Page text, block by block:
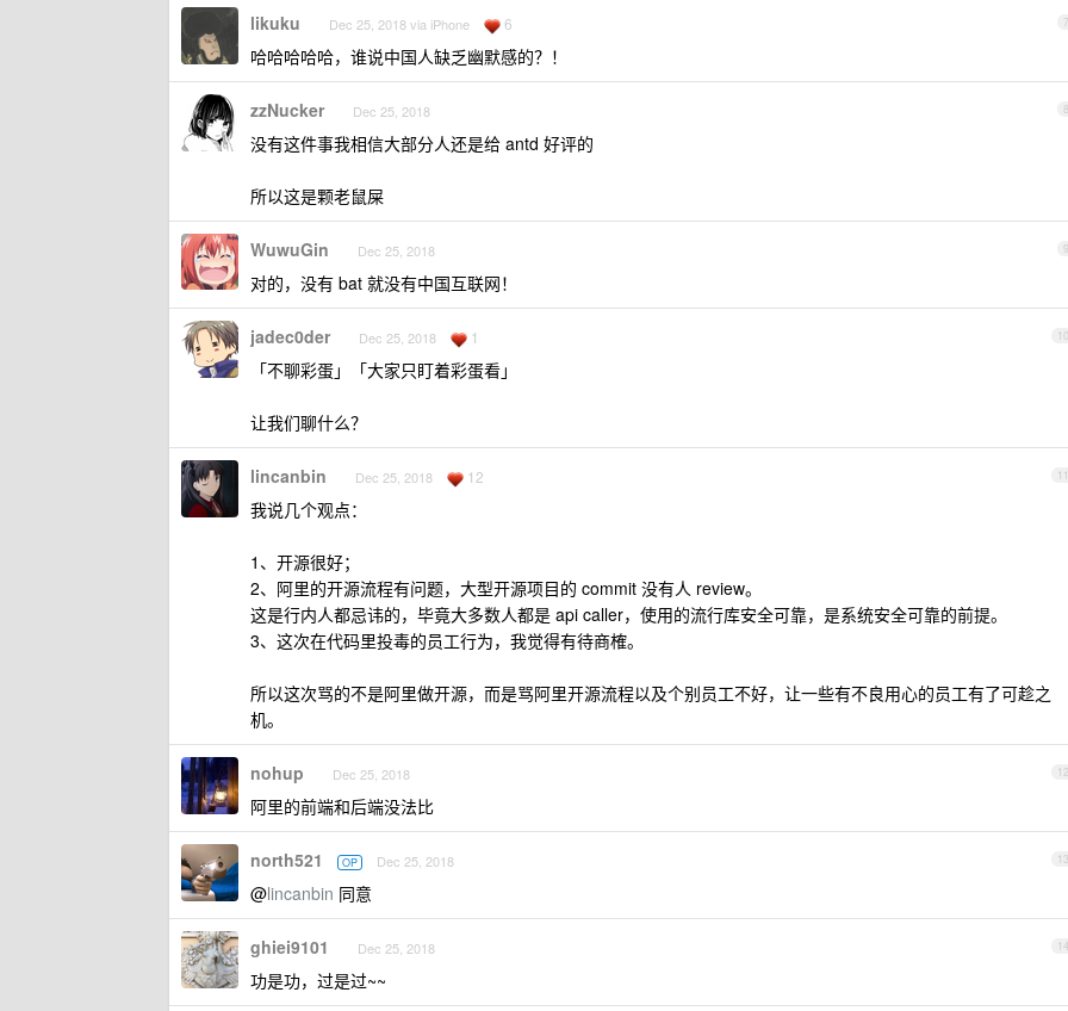
7
likuku Dec 25, 2018 via iPhone 6
哈哈哈哈哈，谁说中国人缺乏幽默感的？！
8
zzNucker Dec 25, 2018
没有这件事我相信大部分人还是给 antd 好评的
所以这是颗老鼠屎
9
WuwuGin Dec 25, 2018
对的，没有 bat 就没有中国互联网！
10
jadec0der Dec 25, 2018 1
「不聊彩蛋」「大家只盯着彩蛋看」
让我们聊什么？
11
lincanbin Dec 25, 2018 12
我说几个观点：
1、开源很好；
2、阿里的开源流程有问题，大型开源项目的 commit 没有人 review。
这是行内人都忌讳的，毕竟大多数人都是 api caller，使用的流行库安全可靠，是系统安全可靠的前提。
3、这次在代码里投毒的员工行为，我觉得有待商榷。
所以这次骂的不是阿里做开源，而是骂阿里开源流程以及个别员工不好，让一些有不良用心的员工有了可趁之
机。
12
nohup Dec 25, 2018
阿里的前端和后端没法比
13
north521 OP Dec 25, 2018
@lincanbin 同意
14
ghiei9101 Dec 25, 2018
功是功，过是过~~